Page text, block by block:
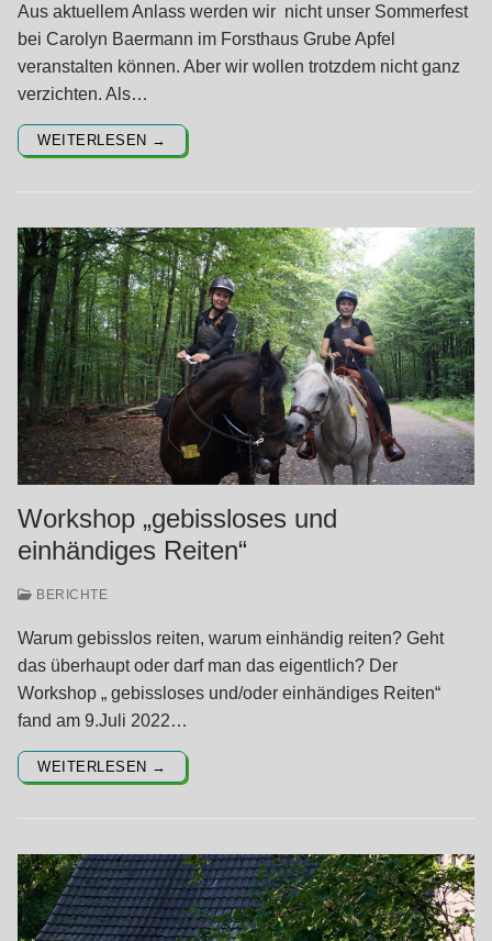
Aus aktuellem Anlass werden wir nicht unser Sommerfest
bei Carolyn Baermann im Forsthaus Grube Apfel
veranstalten können. Aber wir wollen trotzdem nicht ganz
verzichten. Als…
WEITERLESEN →
Workshop „gebissloses und
einhändiges Reiten“
BERICHTE
Warum gebisslos reiten, warum einhändig reiten? Geht
das überhaupt oder darf man das eigentlich? Der
Workshop „ gebissloses und/oder einhändiges Reiten“
fand am 9.Juli 2022…
WEITERLESEN →